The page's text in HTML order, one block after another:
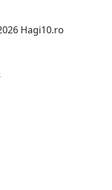
Hagi10.ro